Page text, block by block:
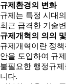
규제환경의 변화
규제는 특정 시대
최근 급격한 기술
규제개혁의 의의
규제개혁이란 정
안을 도입하여 규
불필요한 행정규
니다.